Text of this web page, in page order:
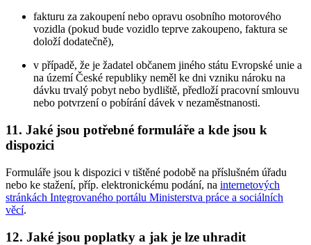
fakturu za zakoupení nebo opravu osobního motorového
vozidla (pokud bude vozidlo teprve zakoupeno, faktura se
doloží dodatečně),
v případě, že je žadatel občanem jiného státu Evropské unie a
na území České republiky neměl ke dni vzniku nároku na
dávku trvalý pobyt nebo bydliště, předloží pracovní smlouvu
nebo potvrzení o pobírání dávek v nezaměstnanosti.
11. Jaké jsou potřebné formuláře a kde jsou k
dispozici
Formuláře jsou k dispozici v tištěné podobě na příslušném úřadu
nebo ke stažení, příp. elektronickému podání, na internetových
stránkách Integrovaného portálu Ministerstva práce a sociálních
věcí.
12. Jaké jsou poplatky a jak je lze uhradit